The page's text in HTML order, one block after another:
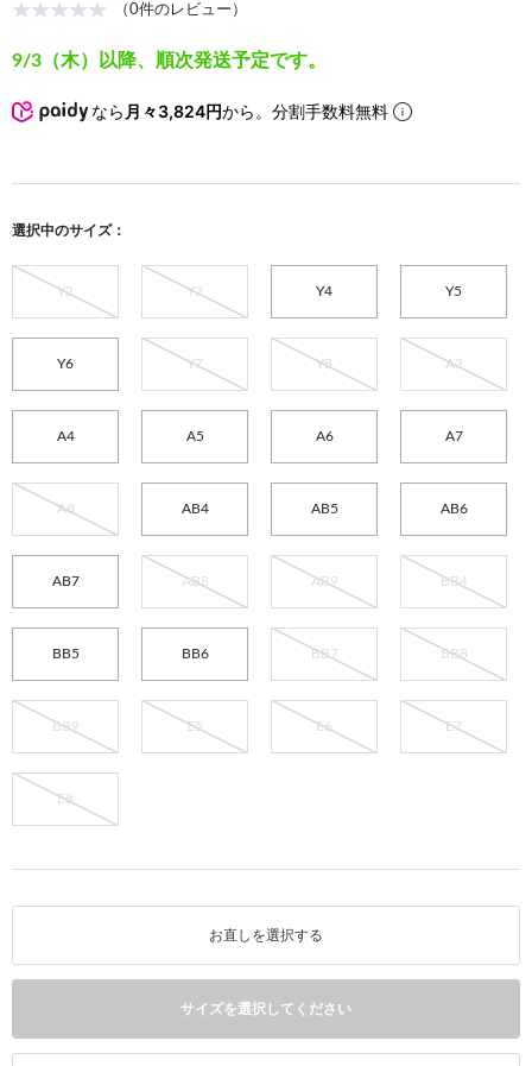
（0件のレビュー）
9/3（木）以降、順次発送予定です。
なら 月々3,824円から。分割手数料無料
選択中のサイズ：
Y2 Y3 Y4 Y5
Y6 Y7 Y8 A3
A4 A5 A6 A7
A8 AB4 AB5 AB6
AB7 AB8 AB9 BB4
BB5 BB6 BB7 BB8
BB9 E5 E6 E7
E8
お直しを選択する
サイズを選択してください